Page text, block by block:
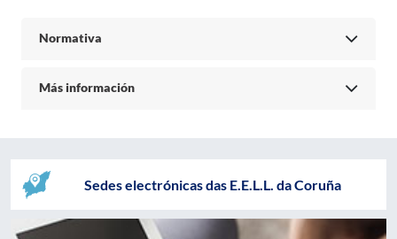
Normativa
Más información
Sedes electrónicas das E.E.L.L. da Coruña